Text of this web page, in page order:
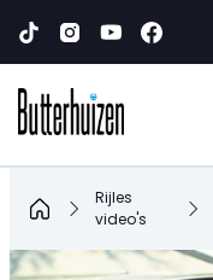
Home
Rijles
video's